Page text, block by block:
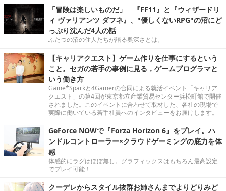
「冒険は楽しいものだ」 ─『FF11』と『ウィザードリ
ィ ヴァリアンツ ダフネ』、"優しくないRPG"の沼にど
っぷり沈んだ4人の話
ふたつの沼の住人たちが語る奥深さとは。
【キャリアクエスト】ゲーム作りを仕事にするという
こと。セガの若手の事例に見る，ゲームプログラマと
いう働き方
Game*Sparkと4Gamerの合同による就活イベント「キャリア
クエスト」の第4回が東京都立産業貿易センター浜松町館で開催
されました。このイベントに合わせて取材した、各社の現場で
実際に働いている若手社員へのインタビューをお届けします。
GeForce NOWで『Forza Horizon 6』をプレイ。ハ
ンドルコントローラー×クラウドゲーミングの底力を体
感
体感的にラグはほぼ無し。グラフィックスはもちろん最高設定
でプレイ可能！
クーデレからスタイル抜群お姉さんまでよりどりみど